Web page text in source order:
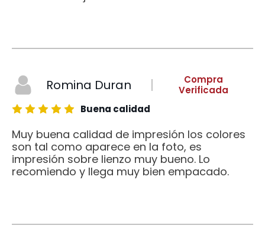
Romina Duran
Compra
Verificada
Buena calidad
Muy buena calidad de impresión los colores
son tal como aparece en la foto, es
impresión sobre lienzo muy bueno. Lo
recomiendo y llega muy bien empacado.